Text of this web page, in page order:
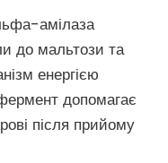
амілаза
до мальтози та
енергією
допомагає
після прийому